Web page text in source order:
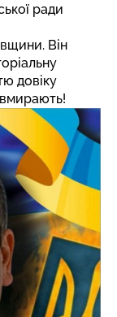
ради
Він
довіку
вмирають!